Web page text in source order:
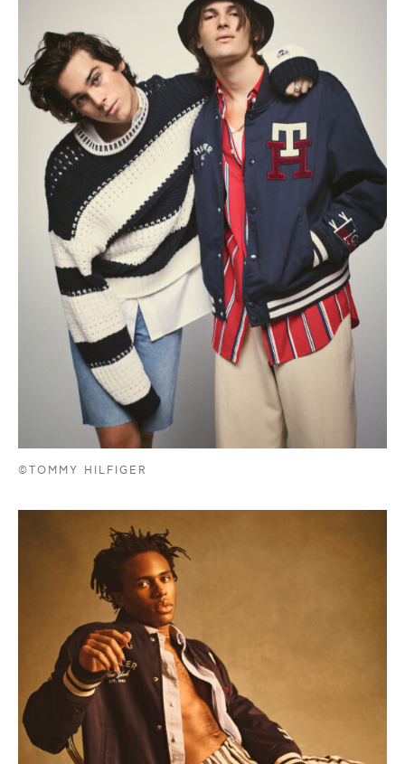
©TOMMY HILFIGER